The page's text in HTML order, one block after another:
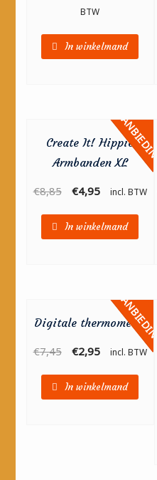
BTW
In winkelmand
AANBIEDING!
Create It! Hippie
Armbanden XL
€8,85 €4,95 incl. BTW
In winkelmand
AANBIEDING!
Digitale thermometer
€7,45 €2,95 incl. BTW
In winkelmand